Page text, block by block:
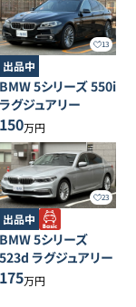
13
出品中
BMW5シリーズ550i
ラグジュアリー
150万円
23
出品中
BMW5シリーズ
523d ラグジュアリー
175万円